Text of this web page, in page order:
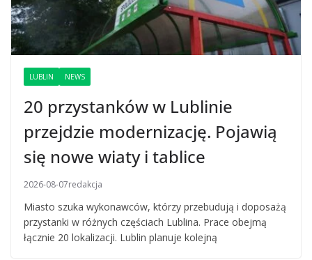
LUBLIN NEWS
20 przystanków w Lublinie
przejdzie modernizację. Pojawią
się nowe wiaty i tablice
2026-08-07redakcja
Miasto szuka wykonawców, którzy przebudują i doposażą
przystanki w różnych częściach Lublina. Prace obejmą
łącznie 20 lokalizacji. Lublin planuje kolejną